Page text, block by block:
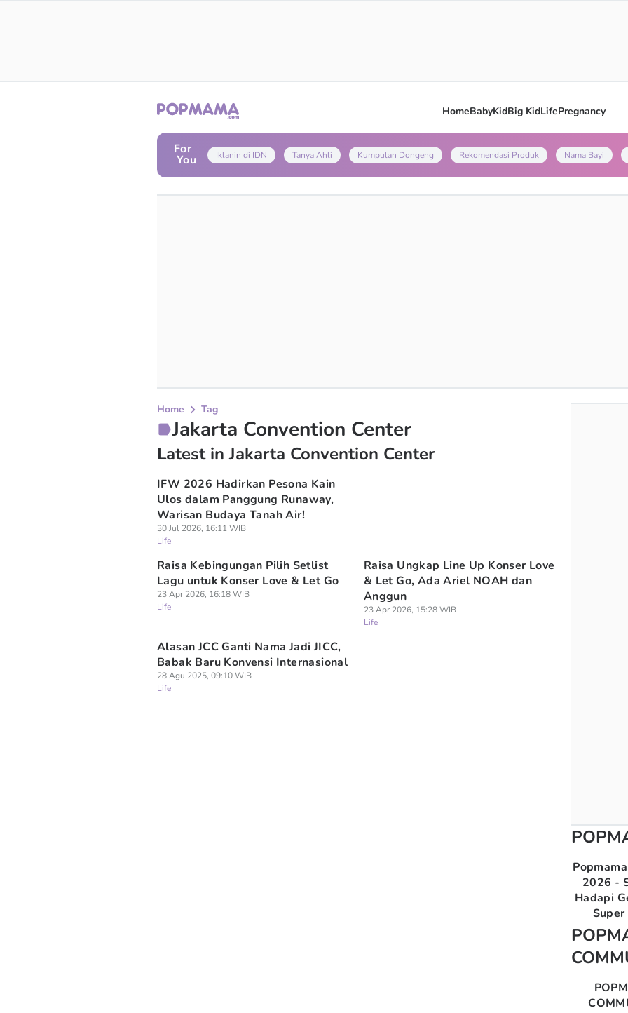
HomeBabyKidBig KidLifePregnancy
For
You Iklanin di IDN Tanya Ahli Kumpulan Dongeng Rekomendasi Produk Nama Bayi
Home Tag
Jakarta Convention Center
Latest in Jakarta Convention Center
IFW 2026 Hadirkan Pesona Kain
Ulos dalam Panggung Runaway,
Warisan Budaya Tanah Air!
30 Jul 2026, 16:11 WIB
Life
Raisa Kebingungan Pilih Setlist
Lagu untuk Konser Love & Let Go
23 Apr 2026, 16:18 WIB
Life
Raisa Ungkap Line Up Konser Love
& Let Go, Ada Ariel NOAH dan
Anggun
23 Apr 2026, 15:28 WIB
Life
Alasan JCC Ganti Nama Jadi JICC,
Babak Baru Konvensi Internasional
28 Agu 2025, 09:10 WIB
Life
2026 -
Hadapi